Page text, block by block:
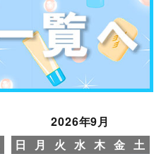
2026年9月
日
月 火 水 木 金 土